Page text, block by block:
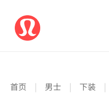
首页 | 男士 | 下装 |